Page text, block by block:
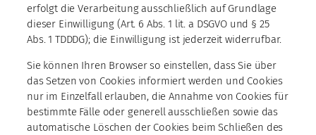
erfolgt die Verarbeitung ausschließlich auf Grundlage
dieser Einwilligung (Art. 6 Abs. 1 lit. a DSGVO und § 25
Abs. 1 TDDDG); die Einwilligung ist jederzeit widerrufbar.
Sie können Ihren Browser so einstellen, dass Sie über
das Setzen von Cookies informiert werden und Cookies
nur im Einzelfall erlauben, die Annahme von Cookies für
bestimmte Fälle oder generell ausschließen sowie das
automatische Löschen der Cookies beim Schließen des